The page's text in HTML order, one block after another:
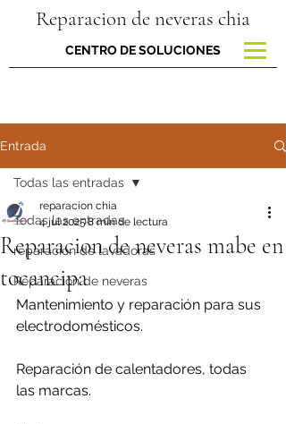
Reparacion de neveras chia
CENTRO DE SOLUCIONES
Entrada
Todas las entradas
reparacion de lavadoras
Reparación de neveras
Todas las entradas
Reparacion de neveras mabe en
tocancipa
reparacion chia
4 jul 20258 min de lectura
Mantenimiento y reparación para sus
electrodomésticos.
Reparación de calentadores, todas
las marcas.